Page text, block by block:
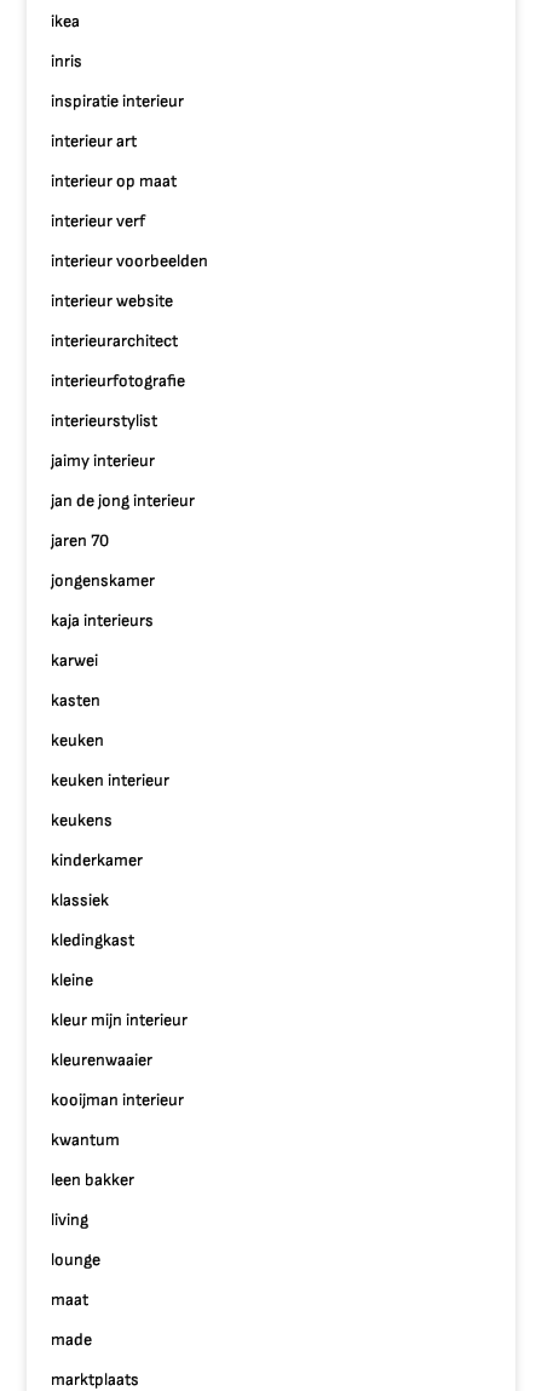
ikea
inris
inspiratie interieur
interieur art
interieur op maat
interieur verf
interieur voorbeelden
interieur website
interieurarchitect
interieurfotografie
interieurstylist
jaimy interieur
jan de jong interieur
jaren 70
jongenskamer
kaja interieurs
karwei
kasten
keuken
keuken interieur
keukens
kinderkamer
klassiek
kledingkast
kleine
kleur mijn interieur
kleurenwaaier
kooijman interieur
kwantum
leen bakker
living
lounge
maat
made
marktplaats